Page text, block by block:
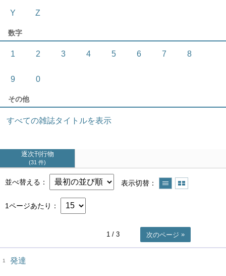
Y Z
数字
1 2 3 4 5 6 7 8
9 0
その他
すべての雑誌タイトルを表示
逐次刊行物
31 件
並べ替える 表示切替
1ページあたり
1 / 3 次のページ
1 発達